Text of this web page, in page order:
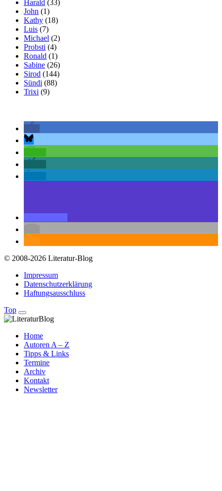
Harald (33)
John (1)
Kathy (18)
Luis (7)
Michael (2)
Probsti (4)
Ronald (1)
Sabine (26)
Sirod (144)
Sündi (88)
Trixi (9)
© 2008-2026 Literatur-Blog
Impressum
Datenschutzerklärung
Haftungsausschluss
Top
Home
Autoren A – Z
Tipps & Links
Termine
Archiv
Kontakt
Newsletter